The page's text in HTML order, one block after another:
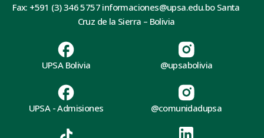
Fax: +591 (3) 346 5757 informaciones@upsa.edu.bo Santa
Cruz de la Sierra – Bolivia
UPSA Bolivia
UPSA - Admisiones
@upsabolivia
@comunidadupsa